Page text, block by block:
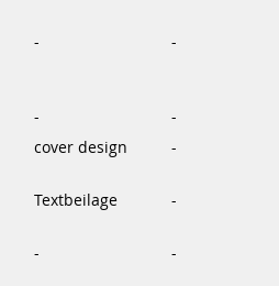
- -
-
-
cover design -
Textbeilage -
- -